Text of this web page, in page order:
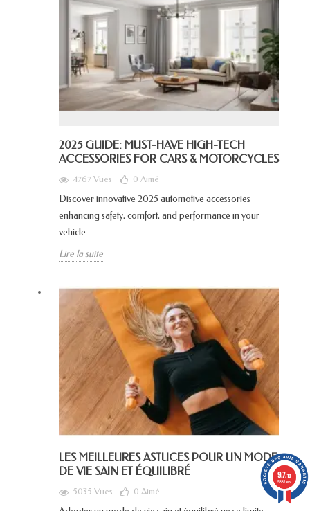
2025 GUIDE: MUST-HAVE HIGH-TECH
ACCESSORIES FOR CARS & MOTORCYCLES
4767 Vues 0 Aimé
Discover innovative 2025 automotive accessories
enhancing safety, comfort, and performance in your
vehicle.
Lire la suite
LES MEILLEURES ASTUCES POUR UN MODE
DE VIE SAIN ET ÉQUILIBRÉ
5035 Vues 0 Aimé
9.7/10
5887 avis